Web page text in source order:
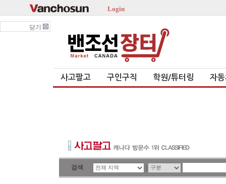
Login
닫기
사고팔고 구인구직 학원/튜터링 자
검색 |